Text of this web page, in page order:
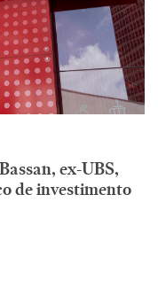
ex-UBS,
de investimento